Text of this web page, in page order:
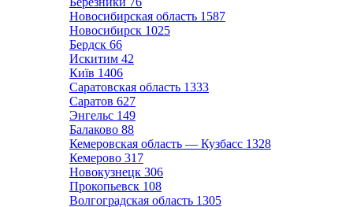
Новосибирская область 1587
Новосибирск 1025
Бердск 66
Искитим 42
Київ 1406
Саратовская область 1333
Саратов 627
Энгельс 149
Балаково 88
Кемеровская область — Кузбасс 1328
Кемерово 317
Новокузнецк 306
Прокопьевск 108
Волгоградская область 1305